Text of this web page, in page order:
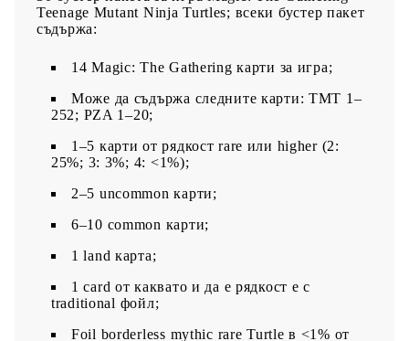
Teenage Mutant Ninja Turtles; всеки бустер пакет
съдържа:
14 Magic: The Gathering карти за игра;
Може да съдържа следните карти: TMT 1–
252; PZA 1–20;
1–5 карти от рядкост rare или higher (2:
25%; 3: 3%; 4: <1%);
2–5 uncommon карти;
6–10 common карти;
1 land карта;
1 card от каквато и да е рядкост е с
traditional фойл;
Foil borderless mythic rare Turtle в <1% от